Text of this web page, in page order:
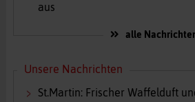
aus
alle
Unsere Nachrichten
St.Martin: Frischer Waffelduft